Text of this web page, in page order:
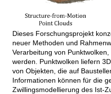
Dieses Forschungsprojekt
neuer Methoden und
Verarbeitung von
werden. Punktwolken liefern
von Objekten, die auf
Informationen können für die
Zwillingsmodellierung des Ist-